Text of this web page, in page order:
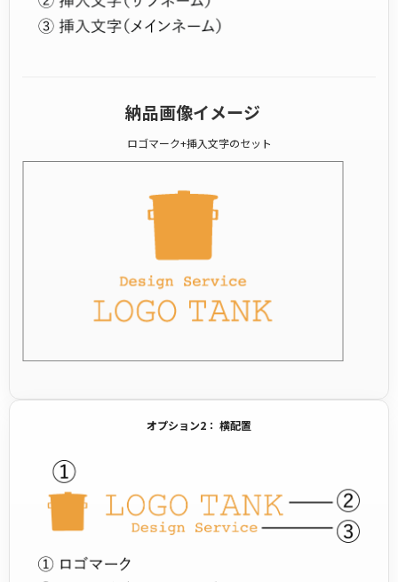
納品画像イメージ
ロゴマーク+挿入文字のセット
オプション2： 横配置